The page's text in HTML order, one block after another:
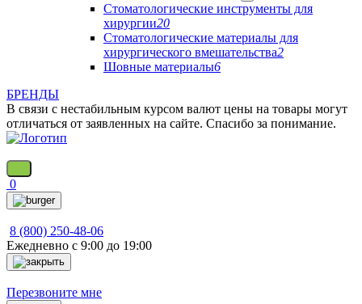
Стоматологические инструменты для
хирургии20
Стоматологические материалы для
хирургического вмешательства2
Шовные материалы6
БРЕНДЫ
В связи с нестабильным курсом валют цены на товары могут
отличаться от заявленных на сайте. Спасибо за понимание.
0
8 (800) 250-48-06
Ежедневно с 9:00 до 19:00
Перезвоните мне